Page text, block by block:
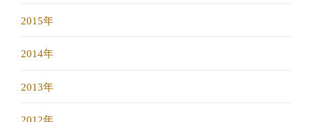
2015年
2014年
2013年